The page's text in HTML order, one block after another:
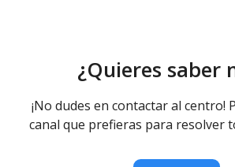
¿Quieres saber
¡No dudes en contactar al centro!
canal que prefieras para resolver